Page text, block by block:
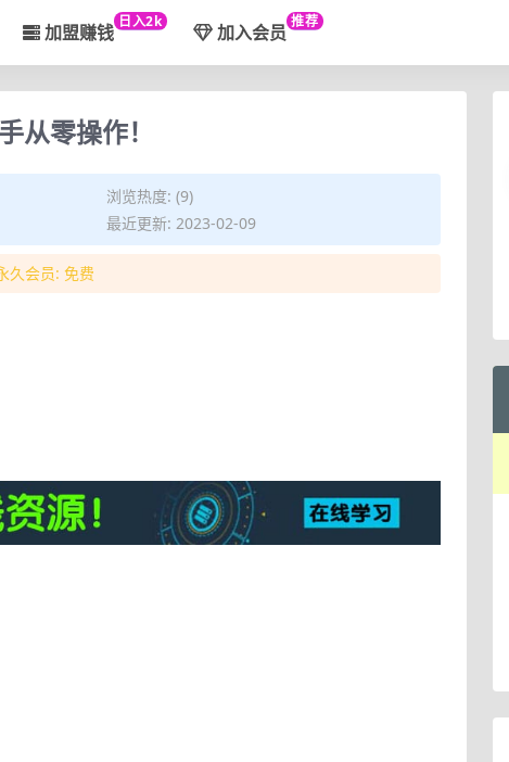
加盟赚钱 日入2k 加入会员 推荐
从零操作！
浏览热度: (9)
最近更新: 2023-02-09
久会员: 免费